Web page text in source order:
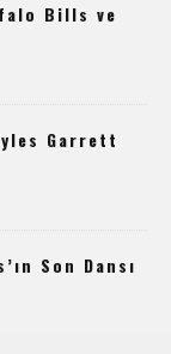
Bills ve
Garrett
Son Dansı